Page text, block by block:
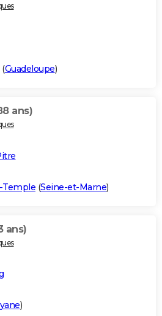
(Guadeloupe)
ans)
Temple (Seine-et-Marne)
ans)
)